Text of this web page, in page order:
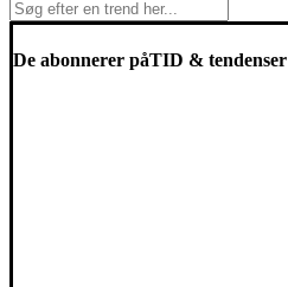
De abonnerer påTID & tendenser